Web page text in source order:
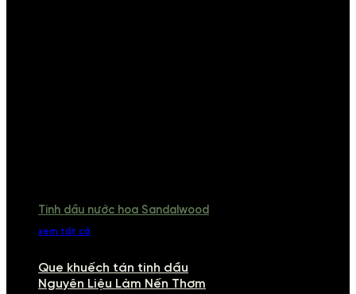
Tinh dầu nước hoa Sandalwood
xem tất cả
Que khuếch tán tinh dầu
Nguyên Liệu Làm Nến Thơm